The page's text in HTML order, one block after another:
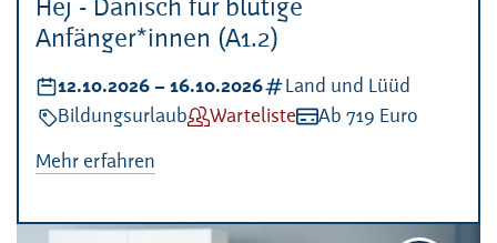
Hej - Dänisch für blutige
Anfänger*innen (A1.2)
Datum:
12.10.2026 – bis
16.10.2026Kategorien:
Land und Lüüd
Veranstaltungsart:
BildungsurlaubVerfügbarkeit:
WartelisteKosten:
Ab 719 Euro
Mehr erfahren